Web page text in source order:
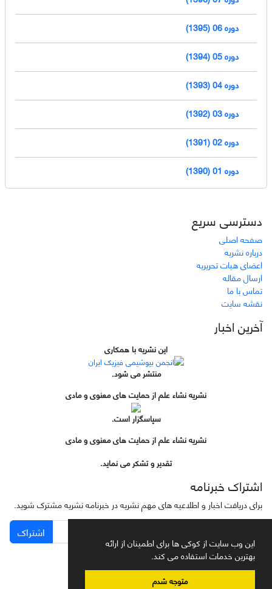
این وب سایت از کوکی ها برای اطمینان از ارائه
بهترین خدمات استفاده می کند.
متوجه شدم
دوره 06 (1395)
دوره 05 (1394)
دوره 04 (1393)
دوره 03 (1392)
دوره 02 (1391)
دوره 01 (1390)
دسترسی سریع
صفحه اصلی
درباره نشریه
اعضای هیات تحریریه
ارسال مقاله
تماس با ما
نقشه سایت
آخرین اخبار
این نشریه با همکاری
منتشر می شود.
نشریه نشاء علم از حمایت های معنوی و مادی
سپاسگزار است.
نشریه نشاء علم از حمایت های معنوی و مادی
تقدیر و تشکر می نماید.
اشتراک خبرنامه
برای دریافت اخبار و اطلاعیه های مهم نشریه در خبرنامه نشریه مشترک شوید.
اشتراک